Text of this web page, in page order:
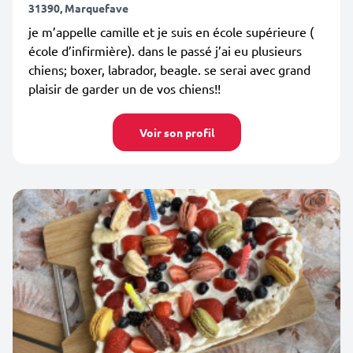
31390, Marquefave
je m’appelle camille et je suis en école supérieure (
école d’infirmière). dans le passé j’ai eu plusieurs
chiens; boxer, labrador, beagle. se serai avec grand
plaisir de garder un de vos chiens!!
Voir son profil